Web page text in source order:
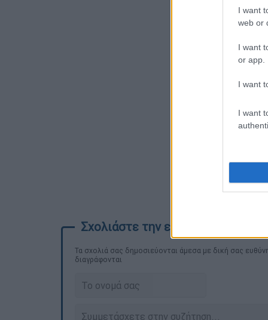
I want
web or
I want
or app.
I want
I want
Τα σχολιά σας δημοσιεύονται άμεσα με δική σας
διαγράφονται